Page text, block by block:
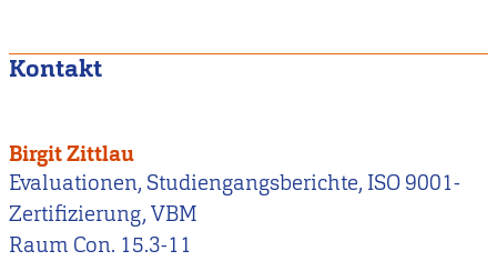
Kontakt
Birgit Zittlau
Evaluationen, Studiengangsberichte, ISO 9001-
Zertifizierung, VBM
Raum Con. 15.3-11